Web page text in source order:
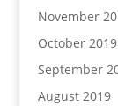
November
October 2019
September
August 2019